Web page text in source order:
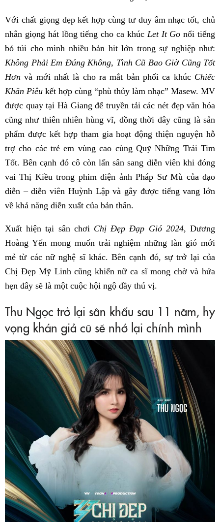
Với chất giọng đẹp kết hợp cùng tư duy âm nhạc tốt, chủ
nhân giọng hát lồng tiếng cho ca khúc Let It Go nổi tiếng
bỏ túi cho mình nhiều bản hit lớn trong sự nghiệp như:
Không Phải Em Đúng Không, Tình Cũ Bao Giờ Cũng Tốt
Hơn và mới nhất là cho ra mắt bản phối ca khúc Chiếc
Khăn Piêu kết hợp cùng “phù thủy làm nhạc” Masew. MV
được quay tại Hà Giang để truyền tải các nét đẹp văn hóa
cũng như thiên nhiên hùng vĩ, đồng thời đây cũng là sản
phẩm được kết hợp tham gia hoạt động thiện nguyện hỗ
trợ cho các trẻ em vùng cao cùng Quỹ Những Trái Tim
Tốt. Bên cạnh đó cô còn lấn sân sang diễn viên khi đóng
vai Thị Kiều trong phim điện ảnh Pháp Sư Mù của đạo
diễn – diễn viên Huỳnh Lập và gây được tiếng vang lớn
về khả năng diễn xuất của bản thân.
Xuất hiện tại sân chơi Chị Đẹp Đạp Gió 2024, Dương
Hoàng Yến mong muốn trải nghiệm những làn gió mới
mẻ từ các nữ nghệ sĩ khác. Bên cạnh đó, sự trở lại của
Chị Đẹp Mỹ Linh cũng khiến nữ ca sĩ mong chờ và hứa
hẹn đây sẽ là một cuộc hội ngộ đầy thú vị.
Thu Ngọc trở lại sân khấu sau 11 năm, hy
vọng khán giả cũ sẽ nhớ lại chính mình